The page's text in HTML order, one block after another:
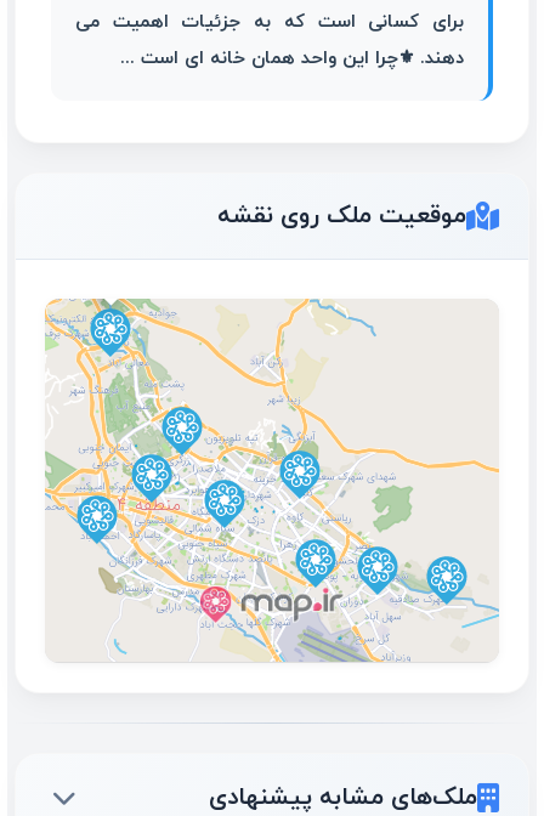
برای کسانی است که به جزئیات اهمیت می
دهند. ⚜️چرا این واحد همان خانه ای است ...
موقعیت ملک روی نقشهکلیدنخورده _ سالن بزرگ
ملک‌های مشابه پیشنهادی